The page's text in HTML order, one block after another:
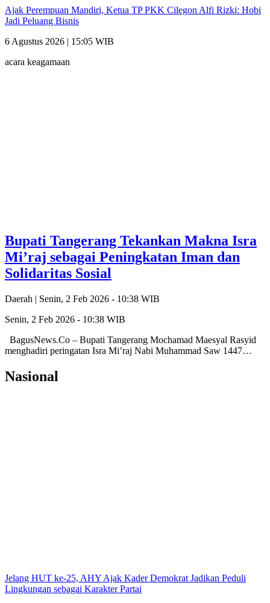
Ajak Perempuan Mandiri, Ketua TP PKK Cilegon Alfi Rizki: Hobi
Jadi Peluang Bisnis
6 Agustus 2026 | 15:05 WIB
acara keagamaan
Bupati Tangerang Tekankan Makna Isra
Mi’raj sebagai Peningkatan Iman dan
Solidaritas Sosial
Daerah | Senin, 2 Feb 2026 - 10:38 WIB
Senin, 2 Feb 2026 - 10:38 WIB
BagusNews.Co – Bupati Tangerang Mochamad Maesyal Rasyid
menghadiri peringatan Isra Mi’raj Nabi Muhammad Saw 1447…
Nasional
Jelang HUT ke-25, AHY Ajak Kader Demokrat Jadikan Peduli
Lingkungan sebagai Karakter Partai